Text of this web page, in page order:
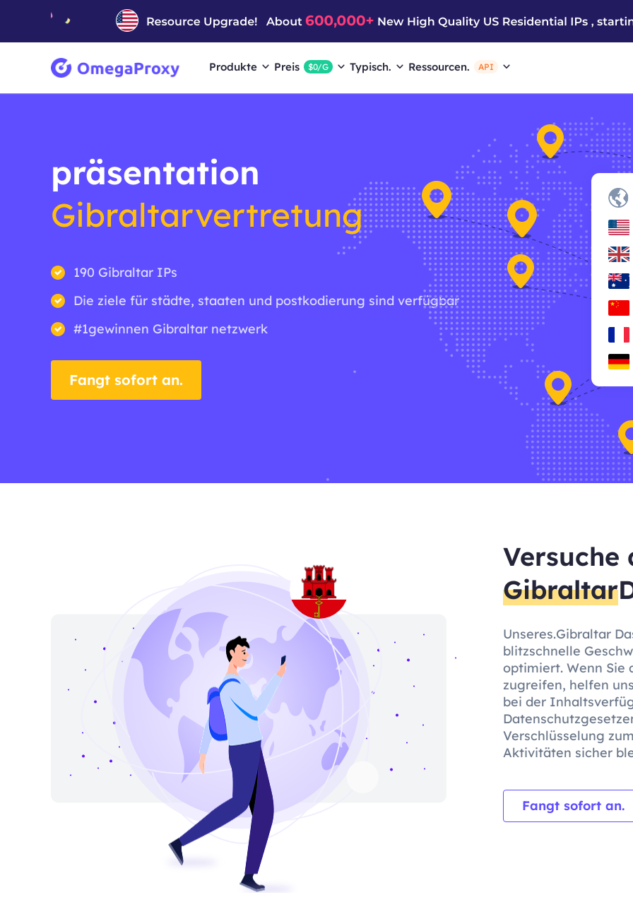
Produkte Preis $0/G Typisch. Ressourcen. API
präsentation
Gibraltarvertretung
190 Gibraltar IPs
Die ziele für städte, staaten und postkodierung sind verfügbar
#1gewinnen Gibraltar netzwerk
Fangt sofort an.
Versuche
Gibraltar
Unseres.Gibraltar
blitzschnelle
optimiert. Wenn Sie
zugreifen, helfen
bei der
Verschlüsselung
Aktivitäten sicher
Fangt sofort an.